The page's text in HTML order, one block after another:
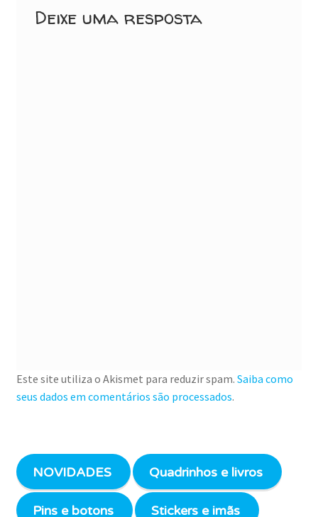
Deixe uma resposta
Este site utiliza o Akismet para reduzir spam. Saiba como
seus dados em comentários são processados.
NOVIDADES Quadrinhos e livros
Pins e botons Stickers e imãs